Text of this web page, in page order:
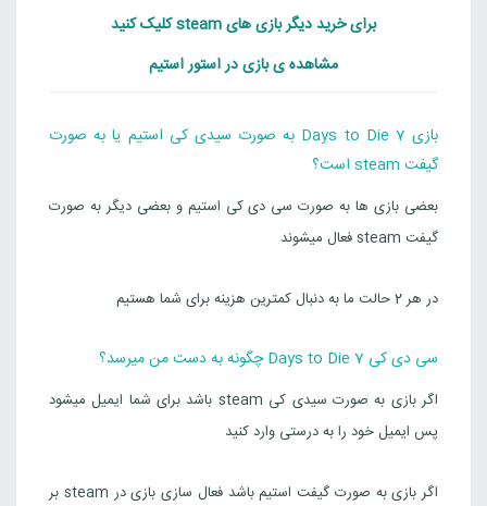
برای خرید دیگر بازی های steam کلیک کنید
مشاهده ی بازی در استور استیم
بازی 7 Days to Die به صورت سیدی کی استیم یا به صورت
گیفت steam است؟
بعضی بازی ها به صورت سی دی کی استیم و بعضی دیگر به صورت
گیفت steam فعال میشوند
در هر 2 حالت ما به دنبال کمترین هزینه برای شما هستیم
سی دی کی 7 Days to Die چگونه به دست من میرسد؟
اگر بازی به صورت سیدی کی steam باشد برای شما ایمیل میشود
پس ایمیل خود را به درستی وارد کنید
اگر بازی به صورت گیفت استیم باشد فعال سازی بازی در steam بر